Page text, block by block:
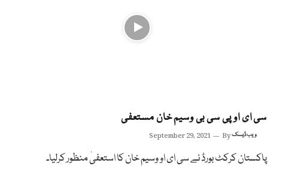
سی ای او پی سی بی وسیم خان مستعفی
September 29, 2021 Byویب ڈیسک
پاکستان کرکٹ بورڈ نے سی ای او وسیم خان کا استعفیٰ منظور کرلیا۔